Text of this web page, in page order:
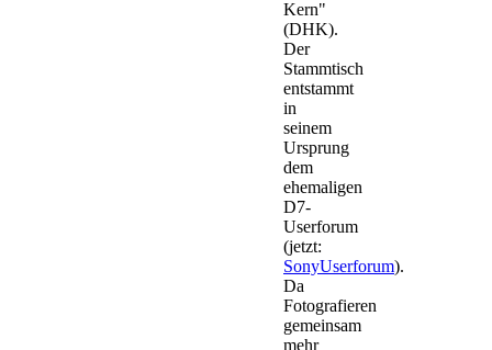
Kern"
(DHK).
Der
Stammtisch
entstammt
in
seinem
Ursprung
dem
ehemaligen
D7-
Userforum
(jetzt:
SonyUserforum).
Da
Fotografieren
gemeinsam
mehr